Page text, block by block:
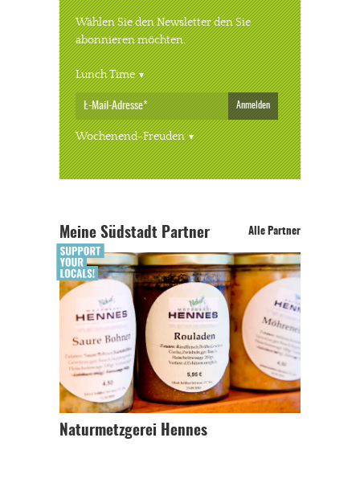
Wählen Sie den Newsletter den Sie
abonnieren möchten.
Lunch Time
Anmelden
Wochenend-Freuden
Meine Südstadt Partner Alle Partner
Naturmetzgerei Hennes